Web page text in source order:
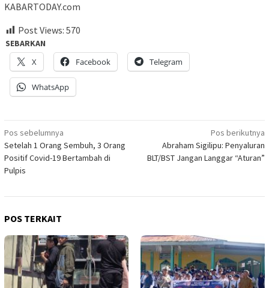
KABARTODAY.com
Post Views: 570
SEBARKAN
X
Facebook Telegram
WhatsApp
Navigasi
pos
Pos sebelumnya
Setelah 1 Orang Sembuh, 3 Orang
Positif Covid-19 Bertambah di
Pulpis
Pos berikutnya
Abraham Sigilipu: Penyaluran
BLT/BST Jangan Langgar “Aturan”
POS TERKAIT